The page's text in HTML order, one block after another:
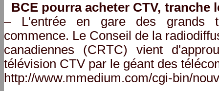
BCE pourra acheter CTV, tranche
– L'entrée en gare des grands
commence. Le Conseil de la
canadiennes (CRTC) vient
télévision CTV par le géant des
http://www.mmedium.com/cgi-bin/